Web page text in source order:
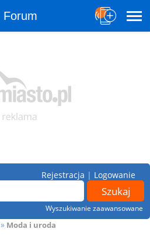
Forum
Wyszukiwanie zaawansowane
Rejestracja | Logowanie
» Moda i uroda